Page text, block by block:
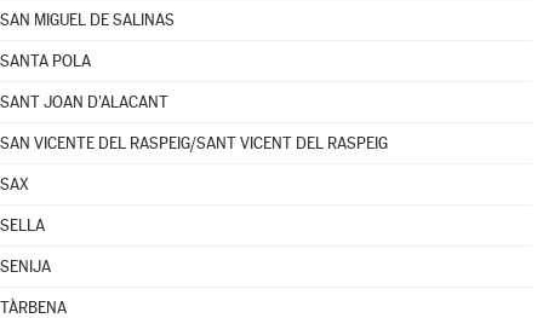
SAN MIGUEL DE SALINAS
SANTA POLA
SANT JOAN D'ALACANT
SAN VICENTE DEL RASPEIG/SANT VICENT DEL RASPEIG
SAX
SELLA
SENIJA
TÀRBENA